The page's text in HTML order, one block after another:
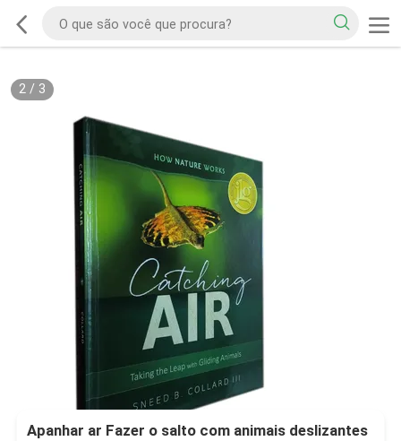
2/ 3
Apanhar ar Fazer o salto com animais deslizantes